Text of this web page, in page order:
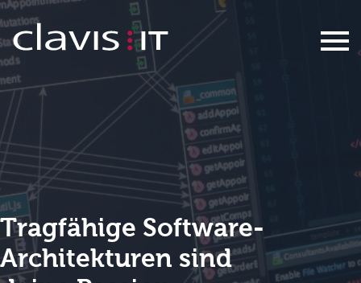
Solution Architect 80-100% (m/w)
Tragfähige Software-
Architekturen sind